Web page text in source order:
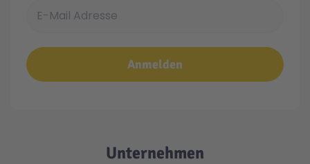
Anmelden
Unternehmen